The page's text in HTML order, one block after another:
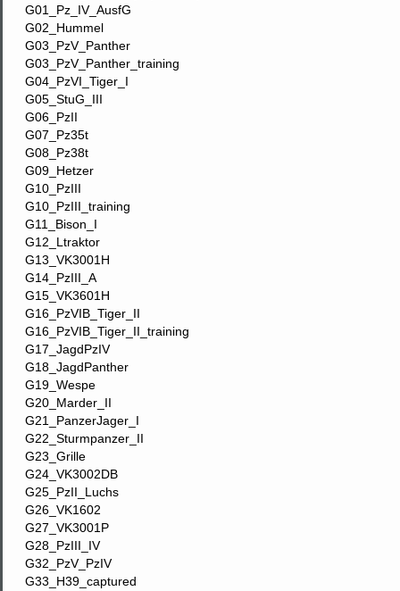
G01_Pz_IV_AusfG
G02_Hummel
G03_PzV_Panther
G03_PzV_Panther_training
G04_PzVI_Tiger_I
G05_StuG_III
G06_PzII
G07_Pz35t
G08_Pz38t
G09_Hetzer
G10_PzIII
G10_PzIII_training
G11_Bison_I
G12_Ltraktor
G13_VK3001H
G14_PzIII_A
G15_VK3601H
G16_PzVIB_Tiger_II
G16_PzVIB_Tiger_II_training
G17_JagdPzIV
G18_JagdPanther
G19_Wespe
G20_Marder_II
G21_PanzerJager_I
G22_Sturmpanzer_II
G23_Grille
G24_VK3002DB
G25_PzII_Luchs
G26_VK1602
G27_VK3001P
G28_PzIII_IV
G32_PzV_PzIV
G33_H39_captured